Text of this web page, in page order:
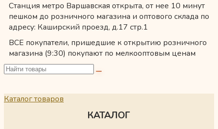
Станция метро Варшавская открыта, от нее 10 минут
пешком до розничного магазина и оптового склада по
адресу: Каширский проезд, д.17 стр.1
ВСЕ покупатели, пришедшие к открытию розничного
магазина (9:30) покупают по мелкооптовым ценам
Каталог товаров
КАТАЛОГ